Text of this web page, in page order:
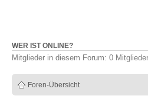
WER IST ONLINE?
Mitglieder in diesem Forum: 0
Foren-Übersicht